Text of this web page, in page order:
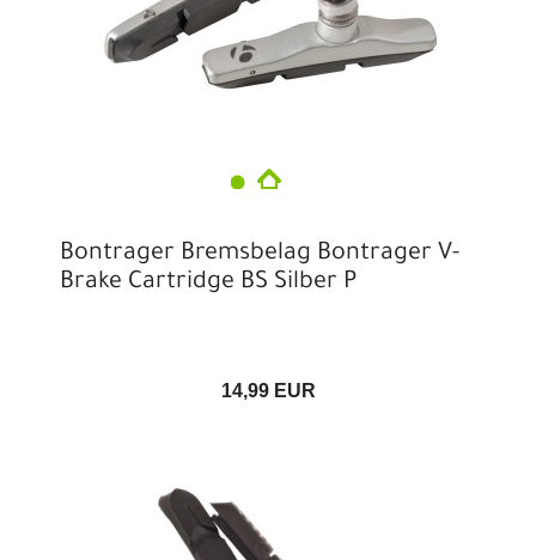
Bontrager Bremsbelag Bontrager V-
Brake Cartridge BS Silber P
14,99 EUR